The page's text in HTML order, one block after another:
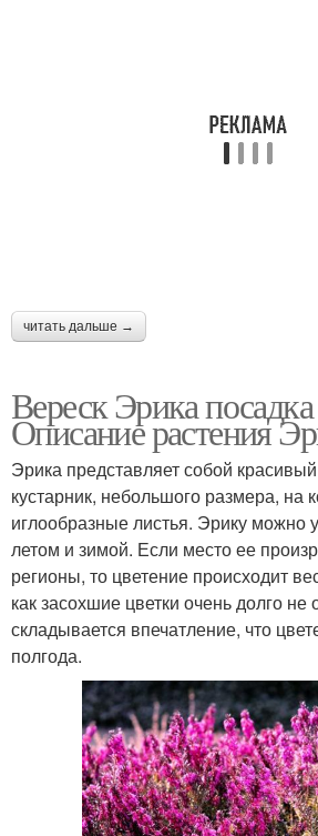
читать дальше →
Вереск Эрика
Описание растения
Эрика представляет собой
кустарник, небольшого размера, на
иглообразные листья. Эрику можно
летом и зимой. Если место ее
регионы, то цветение происходит
как засохшие цветки очень долго не
складывается впечатление, что
полгода.